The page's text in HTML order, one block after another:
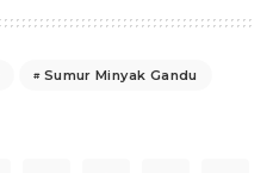
Sumur Minyak Gandu